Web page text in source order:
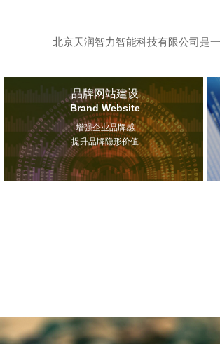
北京天润智力智能科技有限公司是
品牌网站建设
Brand Website
增强企业品牌感
提升品牌隐形价值